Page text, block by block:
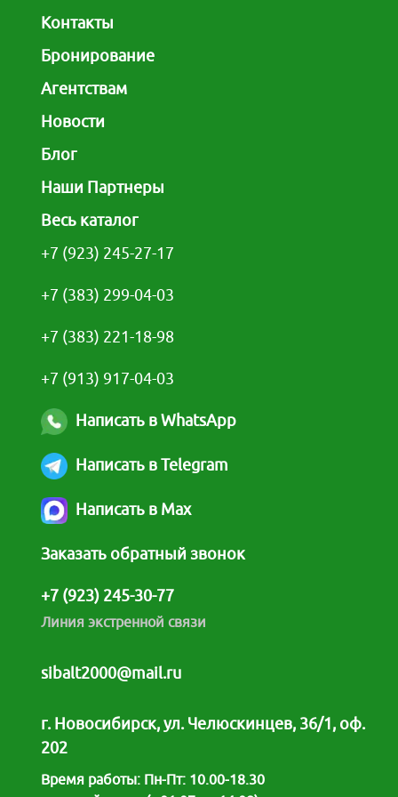
Контакты
Бронирование
Агентствам
Новости
Блог
Наши Партнеры
Весь каталог
+7 (923) 245-27-17
+7 (383) 299-04-03
+7 (383) 221-18-98
+7 (913) 917-04-03
Написать в WhatsApp
Написать в Telegram
Написать в Max
Заказать обратный звонок
+7 (923) 245-30-77
Линия экстренной связи
sibalt2000@mail.ru
г. Новосибирск, ул. Челюскинцев, 36/1, оф.
202
Время работы: Пн-Пт: 10.00-18.30